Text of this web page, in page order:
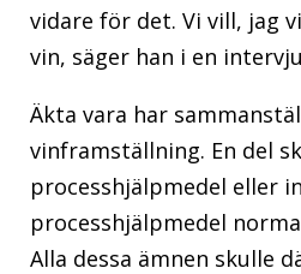
vidare för det. Vi vill, jag
vin, säger han i en
Äkta vara har
vinframställning. En del
processhjälpmedel eller
processhjälpmedel
Alla dessa ämnen skulle